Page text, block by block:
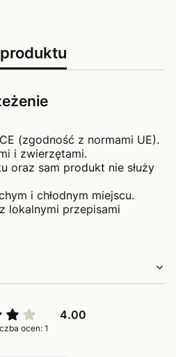
(zgodność z normami UE).
i zwierzętami.
oraz sam produkt nie służy
i chłodnym miejscu.
lokalnymi przepisami
4.00
ocen: 1